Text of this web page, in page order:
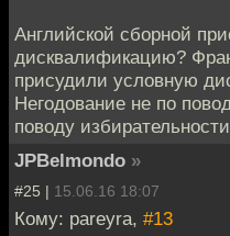
Английской сборной
дисквалификацию?
присудили условную
Негодование не по
поводу
JPBelmondo »
#25 | 15.06.16 18:07
Кому: pareyra, #13